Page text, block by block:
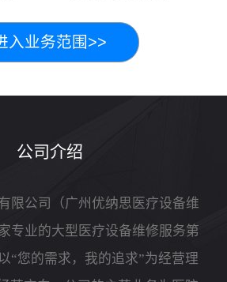
入业务范围>>
公司介绍
限公司（广州优纳思医疗设备维
专业的大型医疗设备维修服务第
“您的需求，我的追求”为经营理